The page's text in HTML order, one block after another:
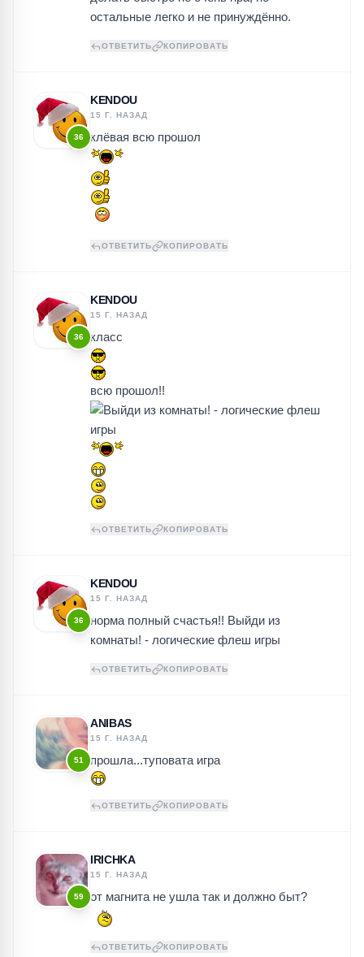
остальные легко и не принуждённо.
ОТВЕТИТЬ КОПИРОВАТЬ
36
KENDOU
15 Г. НАЗАД
клёвая всю прошол
ОТВЕТИТЬ КОПИРОВАТЬ
36
KENDOU
15 Г. НАЗАД
класс
всю прошол!!
ОТВЕТИТЬ КОПИРОВАТЬ
36
KENDOU
15 Г. НАЗАД
норма полный счастья!! Выйди из
комнаты! - логические флеш игры
ОТВЕТИТЬ КОПИРОВАТЬ
51
ANIBAS
15 Г. НАЗАД
прошла...туповата игра
ОТВЕТИТЬ КОПИРОВАТЬ
59
IRICHKA
15 Г. НАЗАД
от магнита не ушла так и должно быт?
ОТВЕТИТЬ КОПИРОВАТЬ